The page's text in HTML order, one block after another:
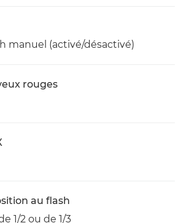
manuel (activé/désactivé)
rouges
au flash
1/2 ou de 1/3